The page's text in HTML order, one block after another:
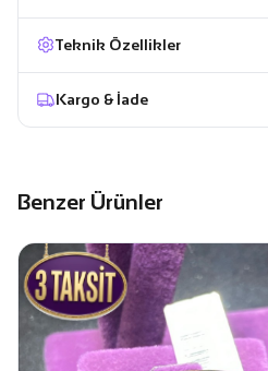
Teknik Özellikler
Kargo & İade
Benzer Ürünler